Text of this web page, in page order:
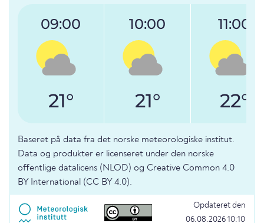
09:00
21°
10:00
21°
11:00
22°
Baseret på data fra det norske meteorologiske institut.
Data og produkter er licenseret under den norske
offentlige datalicens (NLOD) og Creative Common 4.0
BY International (CC BY 4.0).
Opdateret den
06.08.2026 10:10